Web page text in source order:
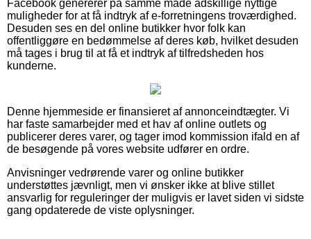
Facebook genererer på samme måde adskillige nyttige
muligheder for at få indtryk af e-forretningens troværdighed.
Desuden ses en del online butikker hvor folk kan
offentliggøre en bedømmelse af deres køb, hvilket desuden
må tages i brug til at få et indtryk af tilfredsheden hos
kunderne.
Denne hjemmeside er finansieret af annonceindtægter. Vi
har faste samarbejder med et hav af online outlets og
publicerer deres varer, og tager imod kommission ifald en af
de besøgende på vores website udfører en ordre.
Anvisninger vedrørende varer og online butikker
understøttes jævnligt, men vi ønsker ikke at blive stillet
ansvarlig for reguleringer der muligvis er lavet siden vi sidste
gang opdaterede de viste oplysninger.